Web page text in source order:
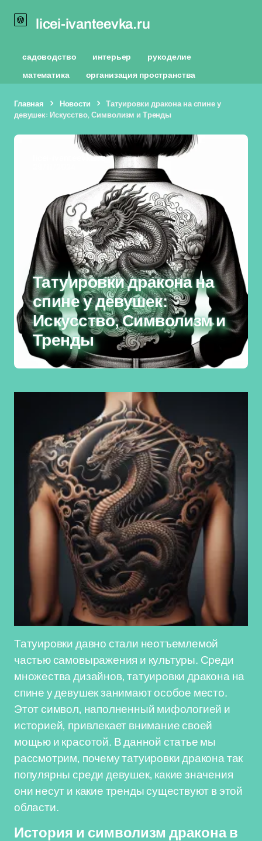
licei-ivanteevka.ru
садоводство интерьер
рукоделие
математика
организация пространства
Главная Новости
Татуировки дракона на спине у
девушек: Искусство, Символизм и Тренды
licei-ivanteevka.ru
Татуировки дракона на
спине у девушек:
Искусство, Символизм и
Тренды
Татуировки давно стали неотъемлемой
частью самовыражения и культуры. Среди
множества дизайнов, татуировки дракона на
спине у девушек занимают особое место.
Этот символ, наполненный мифологией и
историей, привлекает внимание своей
мощью и красотой. В данной статье мы
рассмотрим, почему татуировки дракона так
популярны среди девушек, какие значения
они несут и какие тренды существуют в этой
области.
История и символизм дракона в